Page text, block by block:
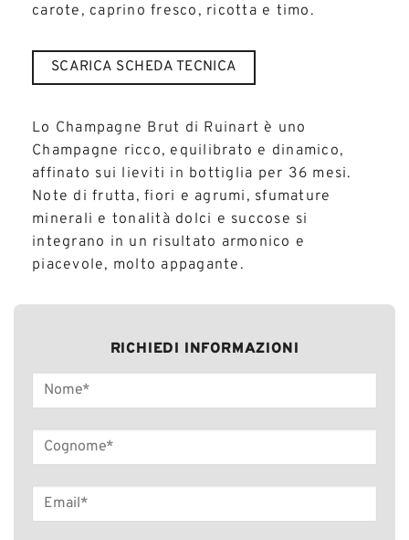
carote, caprino fresco, ricotta e timo.
SCARICA SCHEDA TECNICA
Lo Champagne Brut di Ruinart è uno
Champagne ricco, equilibrato e dinamico,
affinato sui lieviti in bottiglia per 36 mesi.
Note di frutta, fiori e agrumi, sfumature
minerali e tonalità dolci e succose si
integrano in un risultato armonico e
piacevole, molto appagante.
RICHIEDI INFORMAZIONI